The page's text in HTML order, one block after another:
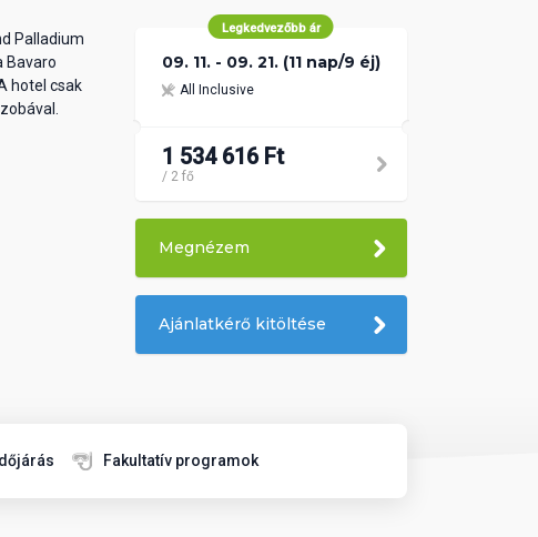
Palladium
Bavaro
hotel csak
Legkedvezőbb ár
09. 11. - 09. 21. (11 nap/9 éj)
All Inclusive
1 534 616 Ft
/ 2 fő
Megnézem
Ajánlatkérő kitöltése
Időjárás Fakultatív programok